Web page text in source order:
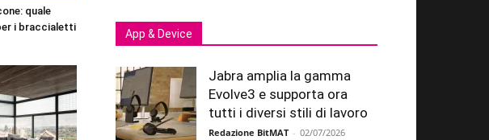
quale
i braccialetti
App & Device
Jabra amplia la gamma
Evolve3 e supporta ora
tutti i diversi stili di lavoro
Redazione BitMAT - 02/07/2026